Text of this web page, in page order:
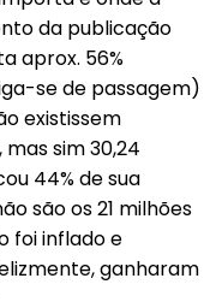
da publicação
aprox. 56%
se de passagem)
existissem
sim 30,24
44% de sua
são os 21 milhões
foi inflado e
ganharam